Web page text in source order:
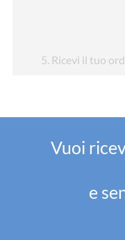
5. Ricevi il tuo
Vuoi
e